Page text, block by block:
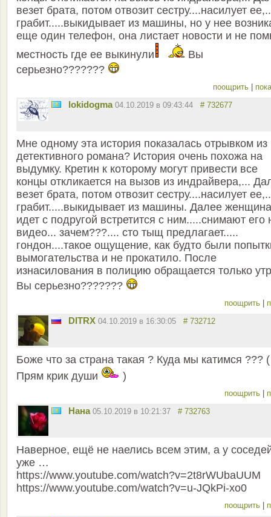
везет брата, потом отвозит сестру....насилует
грабит.....выкидывает из машины, но у нее
еще один телефон, она листает новости и не
местность где ее выкинули
Вы
серьезно???????
поощрить
lokidogma 04.10.2019 в 09:43:44 # 732677
Мне одному эта история показалась отрывком из
детективного романа? История очень похожа на
выдумку. Кретин к которому могут привести все
концы откликается на вызов из индрайвера,...
везет брата, потом отвозит сестру....насилует
грабит.....выкидывает из машины. Далее женщина
идет с подругой встретится с ним.....снимают его
видео... зачем???.... сто тыщ предлагает.....
гондон....такое ощущение, как будто были
вымогательства и не прокатило. После
изнасилования в полицию обращается только
Вы серьезно???????
поощрить
DITRX 04.10.2019 в 16:30:05 # 732712
Боже что за страна такая ? Куда мы катимся ??? (
Прям крик души
)
поощрить
Нана 05.10.2019 в 10:21:37 # 732763
Наверное, ещё не наелись всем этим, а у
уже …
https://www.youtube.com/watch?v=2t8rWUbaUUM
https://www.youtube.com/watch?v=u-JQkPi-xo0
поощрить